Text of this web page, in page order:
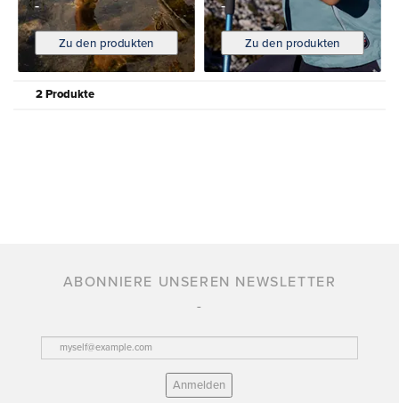
Zu den produkten Zu den produkten
2 Produkte
ABONNIERE UNSEREN NEWSLETTER
Anmelden